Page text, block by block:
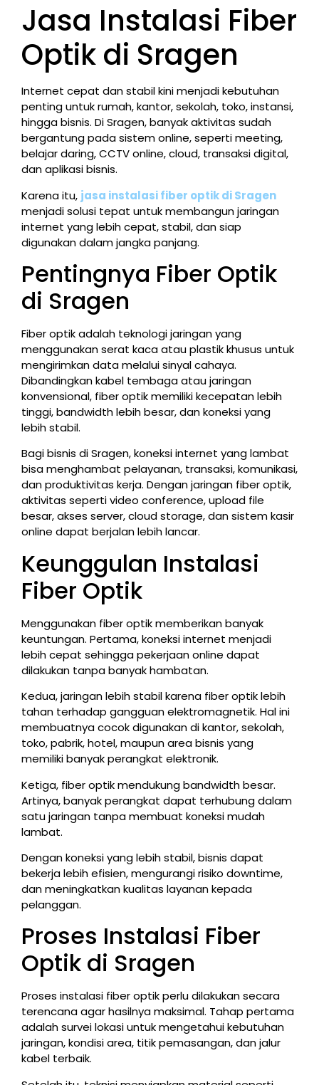
Jasa Instalasi Fiber
Optik di Sragen
Internet cepat dan stabil kini menjadi kebutuhan
penting untuk rumah, kantor, sekolah, toko, instansi,
hingga bisnis. Di Sragen, banyak aktivitas sudah
bergantung pada sistem online, seperti meeting,
belajar daring, CCTV online, cloud, transaksi digital,
dan aplikasi bisnis.
Karena itu, jasa instalasi fiber optik di Sragen
menjadi solusi tepat untuk membangun jaringan
internet yang lebih cepat, stabil, dan siap
digunakan dalam jangka panjang.
Pentingnya Fiber Optik
di Sragen
Fiber optik adalah teknologi jaringan yang
menggunakan serat kaca atau plastik khusus untuk
mengirimkan data melalui sinyal cahaya.
Dibandingkan kabel tembaga atau jaringan
konvensional, fiber optik memiliki kecepatan lebih
tinggi, bandwidth lebih besar, dan koneksi yang
lebih stabil.
Bagi bisnis di Sragen, koneksi internet yang lambat
bisa menghambat pelayanan, transaksi, komunikasi,
dan produktivitas kerja. Dengan jaringan fiber optik,
aktivitas seperti video conference, upload file
besar, akses server, cloud storage, dan sistem kasir
online dapat berjalan lebih lancar.
Keunggulan Instalasi
Fiber Optik
Menggunakan fiber optik memberikan banyak
keuntungan. Pertama, koneksi internet menjadi
lebih cepat sehingga pekerjaan online dapat
dilakukan tanpa banyak hambatan.
Kedua, jaringan lebih stabil karena fiber optik lebih
tahan terhadap gangguan elektromagnetik. Hal ini
membuatnya cocok digunakan di kantor, sekolah,
toko, pabrik, hotel, maupun area bisnis yang
memiliki banyak perangkat elektronik.
Ketiga, fiber optik mendukung bandwidth besar.
Artinya, banyak perangkat dapat terhubung dalam
satu jaringan tanpa membuat koneksi mudah
lambat.
Dengan koneksi yang lebih stabil, bisnis dapat
bekerja lebih efisien, mengurangi risiko downtime,
dan meningkatkan kualitas layanan kepada
pelanggan.
Proses Instalasi Fiber
Optik di Sragen
Proses instalasi fiber optik perlu dilakukan secara
terencana agar hasilnya maksimal. Tahap pertama
adalah survei lokasi untuk mengetahui kebutuhan
jaringan, kondisi area, titik pemasangan, dan jalur
kabel terbaik.